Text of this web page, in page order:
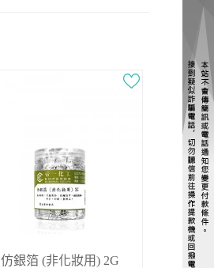
仿銀箔 (非化妝用) 2G